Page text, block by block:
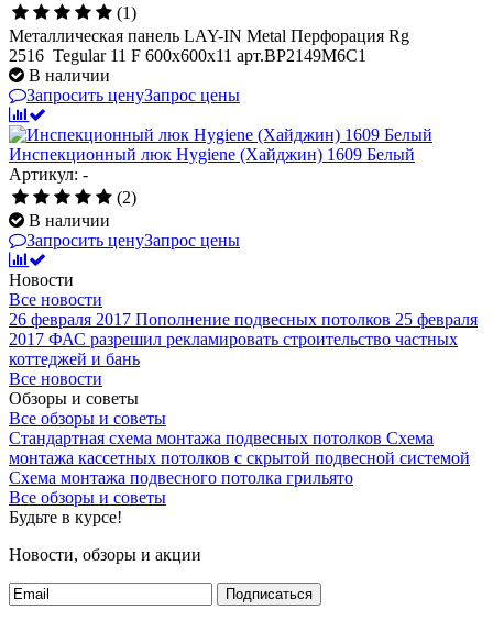
(1)
Металлическая панель LAY-IN Metal Перфорация Rg
2516 Tegular 11 F 600x600x11 арт.BP2149M6C1
В наличии
Запросить ценуЗапрос цены
Инспекционный люк Hygiene (Хайджин) 1609 Белый
Артикул: -
(2)
В наличии
Запросить ценуЗапрос цены
Новости
Все новости
26 февраля 2017 Пополнение подвесных потолков 25 февраля
2017 ФАС разрешил рекламировать строительство частных
коттеджей и бань
Все новости
Обзоры и советы
Все обзоры и советы
Стандартная схема монтажа подвесных потолков Схема
монтажа кассетных потолков с скрытой подвесной системой
Схема монтажа подвесного потолка грильято
Все обзоры и советы
Будьте в курсе!
Новости, обзоры и акции
Подписаться